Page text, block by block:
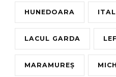
HUNEDOARA
LACUL GARDA
MARAMUREȘ